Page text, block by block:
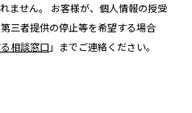
ません。 お客様が、個人情報の授受
三者提供の停止等を希望する場合
相談窓口 」までご連絡ください。